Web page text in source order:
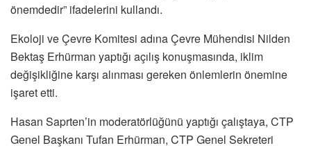
önemdedir” ifadelerini kullandı.
Ekoloji ve Çevre Komitesi adına Çevre Mühendisi Nilden
Bektaş Erhürman yaptığı açılış konuşmasında, iklim
değişikliğine karşı alınması gereken önlemlerin önemine
işaret etti.
Hasan Saprten’in moderatörlüğünü yaptığı çalıştaya, CTP
Genel Başkanı Tufan Erhürman, CTP Genel Sekreteri